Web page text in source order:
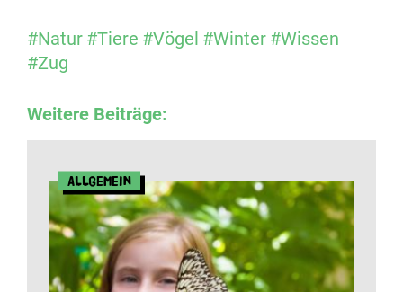
#Natur #Tiere #Vögel #Winter #Wissen
#Zug
Weitere Beiträge:
Allgemein